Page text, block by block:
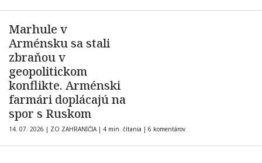
Marhule v
Arménsku sa stali
zbraňou v
geopolitickom
konflikte. Arménski
farmári doplácajú na
spor s Ruskom
14. 07. 2026 | ZO ZAHRANIČIA | 4 min. čítania | 6 komentárov